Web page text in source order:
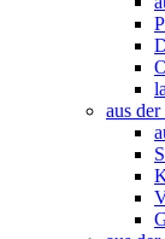
aus